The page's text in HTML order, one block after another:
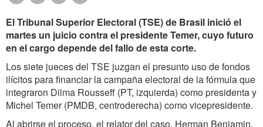
El Tribunal Superior Electoral (TSE) de Brasil inició el
martes un juicio contra el presidente Temer, cuyo futuro
en el cargo depende del fallo de esta corte.
Los siete jueces del TSE juzgan el presunto uso de fondos
ilícitos para financiar la campaña electoral de la fórmula que
integraron Dilma Rousseff (PT, izquierda) como presidenta y
Michel Temer (PMDB, centroderecha) como vicepresidente.
Al abrirse el proceso, el relator del caso, Herman Benjamin,